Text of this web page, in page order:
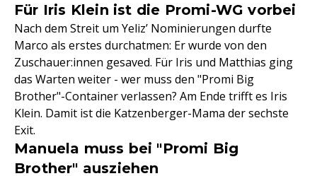
Für Iris Klein ist die Promi-WG vorbei
Nach dem Streit um Yeliz’ Nominierungen durfte
Marco als erstes durchatmen: Er wurde von den
Zuschauer:innen gesaved. Für Iris und Matthias ging
das Warten weiter - wer muss den "Promi Big
Brother"-Container verlassen? Am Ende trifft es Iris
Klein. Damit ist die Katzenberger-Mama der sechste
Exit.
Manuela muss bei "Promi Big
Brother" ausziehen